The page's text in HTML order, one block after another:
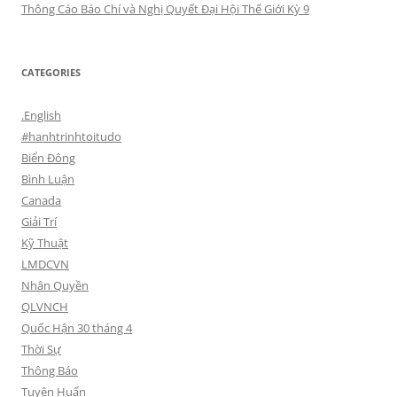
Thông Cáo Báo Chí và Nghị Quyết Đại Hội Thế Giới Kỳ 9
CATEGORIES
.English
#hanhtrinhtoitudo
Biển Đông
Bình Luận
Canada
Giải Trí
Kỹ Thuật
LMDCVN
Nhân Quyền
QLVNCH
Quốc Hận 30 tháng 4
Thời Sự
Thông Báo
Tuyên Huấn